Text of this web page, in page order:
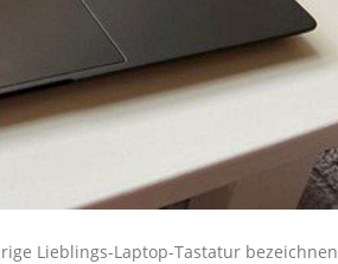
Lieblings-Laptop-Tastatur bezeichnen